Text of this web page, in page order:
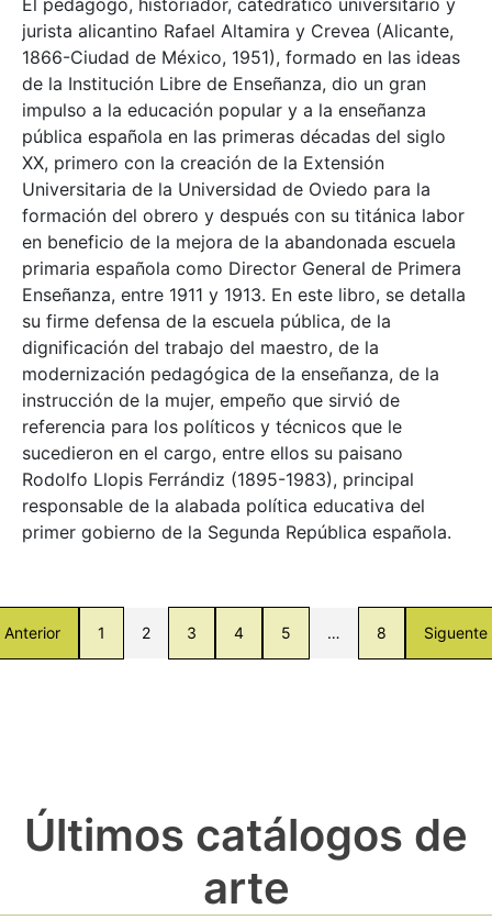
jurista alicantino Rafael Altamira y Crevea (Alicante,
1866-Ciudad de México, 1951), formado en las ideas
de la Institución Libre de Enseñanza, dio un gran
impulso a la educación popular y a la enseñanza
pública española en las primeras décadas del siglo
XX, primero con la creación de la Extensión
Universitaria de la Universidad de Oviedo para la
formación del obrero y después con su titánica labor
en beneficio de la mejora de la abandonada escuela
primaria española como Director General de Primera
Enseñanza, entre 1911 y 1913. En este libro, se detalla
su firme defensa de la escuela pública, de la
dignificación del trabajo del maestro, de la
modernización pedagógica de la enseñanza, de la
instrucción de la mujer, empeño que sirvió de
referencia para los políticos y técnicos que le
sucedieron en el cargo, entre ellos su paisano
Rodolfo Llopis Ferrándiz (1895-1983), principal
responsable de la alabada política educativa del
primer gobierno de la Segunda República española.
Anterior 1 2 3 4 5 … 8 Siguente
Últimos catálogos de
arte